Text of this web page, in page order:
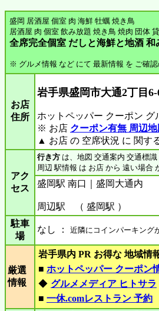
盛岡 居酒屋 個室 肉 海鮮 牡蠣 焼き鳥
居酒屋 肉 個室 飲み放題 焼き鳥 焼肉 団体
全席完全個室 だしと海鮮と地酒 和
※ グルメ情報 など にて 最新情報 を ご確認
お店
住所
岩手県盛岡市大通2丁目
ホットペッパー クーポン グ
※ お店 クーポン有無 周辺
▲ お店 の 空席状況 に 関す
アク
セス
行き方 は、地図 交通案内 交通標
周辺 駅情報 は お店 から 遠い場
盛岡駅 南口｜盛岡大通内
周辺駅 （ 盛岡駅 ）
駐車
場
なし ： 近隣にコインパーキング
厳選
情報
岩手県内 PR お得な 地域情
■ ホットペッパー クーポン
◆ グルメメディア ヒトサラ
■ 一休.comレストラン 予約